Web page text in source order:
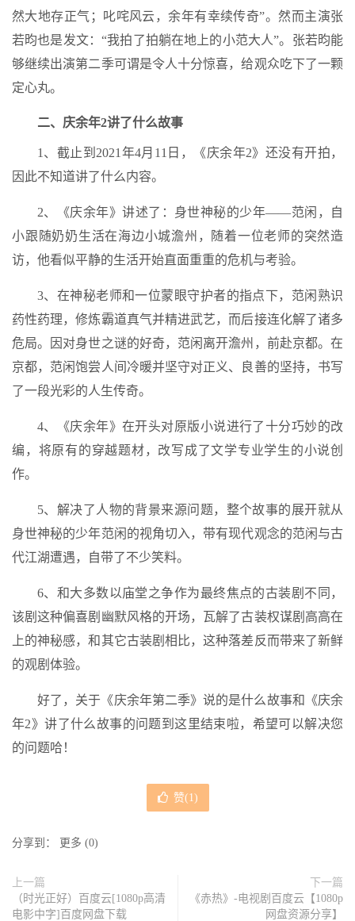
然大地存正气；叱咤风云，余年有幸续传奇”。然而主演张
若昀也是发文：“我拍了拍躺在地上的小范大人”。张若昀能
够继续出演第二季可谓是令人十分惊喜，给观众吃下了一颗
定心丸。
二、庆余年2讲了什么故事
1、截止到2021年4月11日，《庆余年2》还没有开拍，
因此不知道讲了什么内容。
2、《庆余年》讲述了：身世神秘的少年——范闲，自
小跟随奶奶生活在海边小城澹州，随着一位老师的突然造
访，他看似平静的生活开始直面重重的危机与考验。
3、在神秘老师和一位蒙眼守护者的指点下，范闲熟识
药性药理，修炼霸道真气并精进武艺，而后接连化解了诸多
危局。因对身世之谜的好奇，范闲离开澹州，前赴京都。在
京都，范闲饱尝人间冷暖并坚守对正义、良善的坚持，书写
了一段光彩的人生传奇。
4、《庆余年》在开头对原版小说进行了十分巧妙的改
编，将原有的穿越题材，改写成了文学专业学生的小说创
作。
5、解决了人物的背景来源问题，整个故事的展开就从
身世神秘的少年范闲的视角切入，带有现代观念的范闲与古
代江湖遭遇，自带了不少笑料。
6、和大多数以庙堂之争作为最终焦点的古装剧不同，
该剧这种偏喜剧幽默风格的开场，瓦解了古装权谋剧高高在
上的神秘感，和其它古装剧相比，这种落差反而带来了新鲜
的观剧体验。
好了，关于《庆余年第二季》说的是什么故事和《庆余
年2》讲了什么故事的问题到这里结束啦，希望可以解决您
的问题哈！
赞(1)
分享到： 更多 (0)
上一篇
（时光正好）百度云[1080p高清
电影中字]百度网盘下载
下一篇
《赤热》-电视剧百度云【1080p
网盘资源分享】